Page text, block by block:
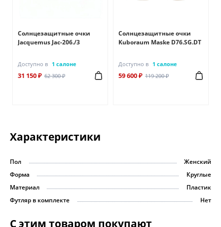
Солнцезащитные очки
Jacquemus Jac-206./3
Доступно в 1 салоне
31 150 ₽ 62 300 ₽
Солнцезащитные очки
Kuboraum Maske D76.SG.DT
Доступно в 1 салоне
59 600 ₽ 119 200 ₽
Характеристики
Пол
Женский
Форма
Круглые
Материал
Пластик
Футляр в комплекте
Нет
С этим товаром покупают